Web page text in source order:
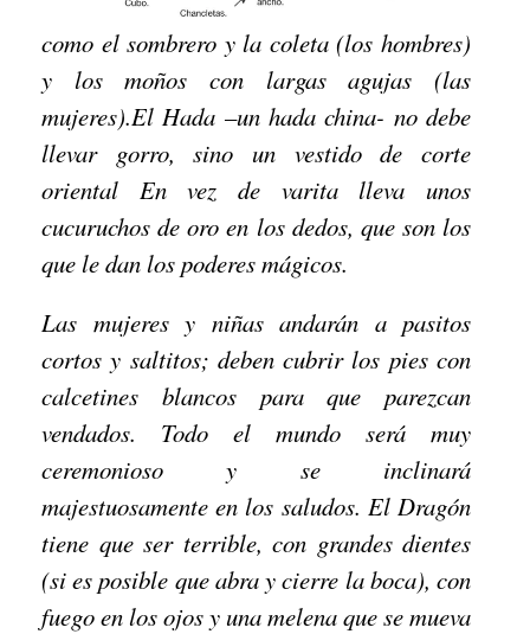
como el sombrero y la coleta (los hombres)
y los moños con largas agujas (las
mujeres).El Hada –un hada china- no debe
llevar gorro, sino un vestido de corte
oriental En vez de varita lleva unos
cucuruchos de oro en los dedos, que son los
que le dan los poderes mágicos.
Las mujeres y niñas andarán a pasitos
cortos y saltitos; deben cubrir los pies con
calcetines blancos para que parezcan
vendados. Todo el mundo será muy
ceremonioso y se inclinará
majestuosamente en los saludos. El Dragón
tiene que ser terrible, con grandes dientes
(si es posible que abra y cierre la boca), con
fuego en los ojos y una melena que se mueva